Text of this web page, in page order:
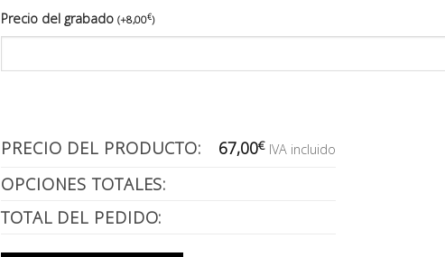
Precio del grabado (+8,00€)
PRECIO DEL PRODUCTO: 67,00€ IVA incluido
OPCIONES TOTALES:
TOTAL DEL PEDIDO: